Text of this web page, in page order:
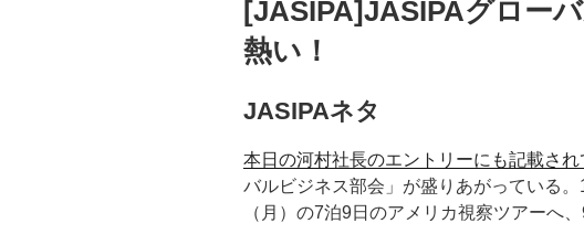
日:
[JASIPA]JASIPAグロー
熱い！
JASIPAネタ
本日の河村社長のエントリーにも記載され
バルビジネス部会」が盛りあがっている
（月）の7泊9日のアメリカ視察ツアーへ